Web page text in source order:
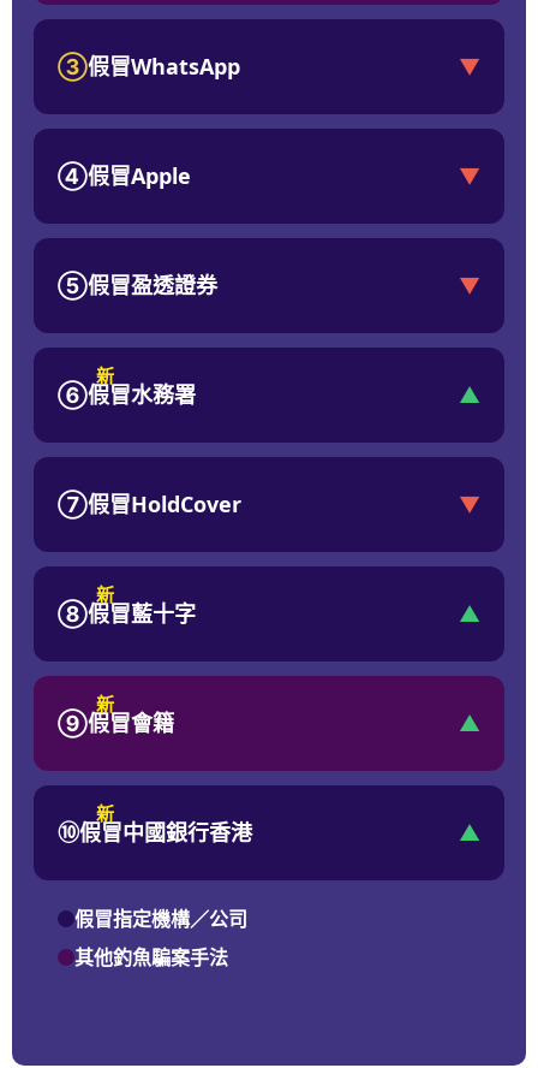
③假冒WhatsApp ▼
④假冒Apple ▼
⑤假冒盈透證券 ▼
新
⑥假冒水務署 ▲
⑦假冒HoldCover ▼
新
⑧假冒藍十字 ▲
新
⑨假冒會籍 ▲
新
⑩假冒中國銀行香港 ▲
假冒指定機構／公司
其他釣魚騙案手法